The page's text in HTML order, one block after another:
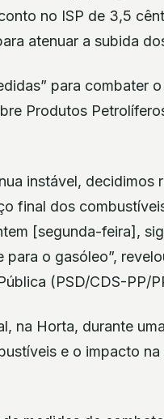
no ISP de 3,5
atenuar a subida
para combater
Produtos
instável, decidimos
final dos
[segunda-feira],
o gasóleo”,
(PSD/CDS-PP/
na Horta, durante uma
e o impacto na